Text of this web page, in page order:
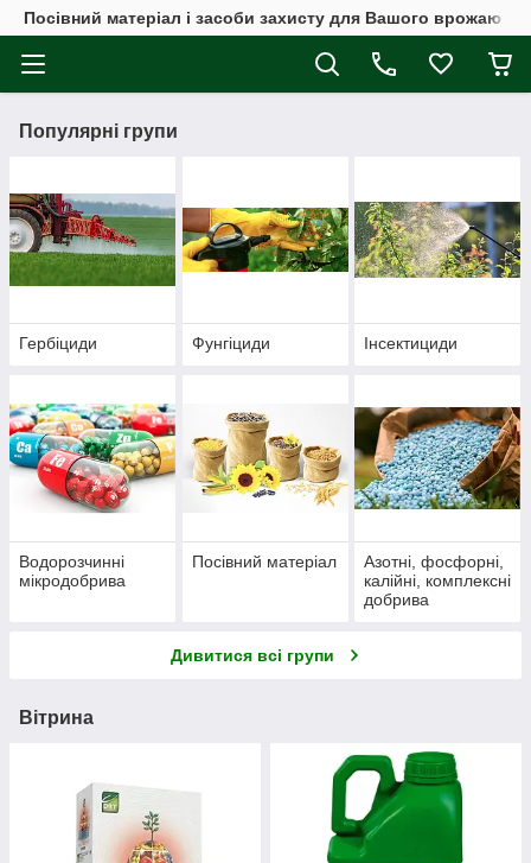
Посівний матеріал і засоби захисту для Вашого врожаю
Популярні групи
Гербіциди Фунгіциди Інсектициди
Водорозчинні
мікродобрива
Посівний матеріал
Азотні, фосфорні,
калійні, комплексні
добрива
Дивитися всі групи
Вітрина